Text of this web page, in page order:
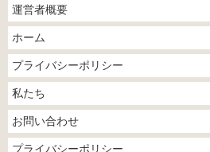
運営者概要
ホーム
プライバシーポリシー
私たち
お問い合わせ
プライバシーポリシー